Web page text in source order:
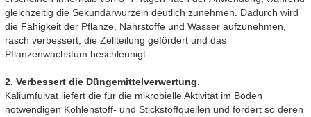
gleichzeitig die Sekundärwurzeln deutlich zunehmen. Dadurch wird
die Fähigkeit der Pflanze, Nährstoffe und Wasser aufzunehmen,
rasch verbessert, die Zellteilung gefördert und das
Pflanzenwachstum beschleunigt.
2. Verbessert die Düngemittelverwertung.
Kaliumfulvat liefert die für die mikrobielle Aktivität im Boden
notwendigen Kohlenstoff- und Stickstoffquellen und fördert so deren